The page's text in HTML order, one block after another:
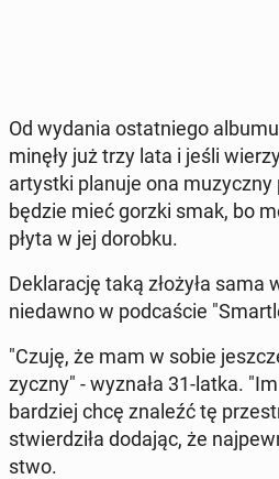
Od wydania ostat­nie­go
minęły już trzy lata i jeśli
ar­tyst­ki planuje ona
będzie mieć gorzki smak, bo
płyta w jej dorobku.
De­kla­ra­cję taką złożyła sama
nie­daw­no w pod­ca­ście
"Czuję, że mam w sobie
zycz­ny" - wyznała 31-latka.
bar­dziej chcę znaleźć tę
stwier­dzi­ła dodając, że
stwo.